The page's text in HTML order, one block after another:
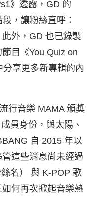
》透露，GD 的
，讓粉絲直呼：
此外，GD 也已錄製
目《You Quiz on
享更多新專輯的內
行音樂 MAMA 頒獎
員身份，與太陽、
自 2015 年以
這些消息尚未經過
名） 與 K-POP 歌
何再次掀起音樂熱